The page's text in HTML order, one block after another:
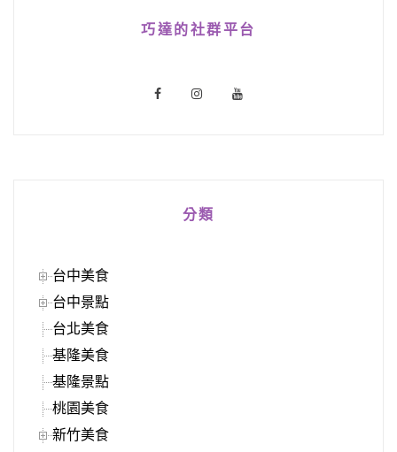
巧達的社群平台
分類
台中美食
台中景點
台北美食
基隆美食
基隆景點
桃園美食
新竹美食